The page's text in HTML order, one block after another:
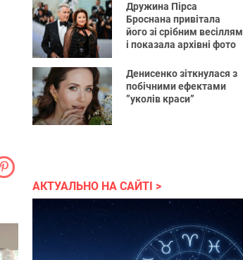
Дружина Пірса
Броснана привітала
його зі срібним весіллям
і показала архівні фото
Денисенко зіткнулася з
побічними ефектами
”уколів краси”
АКТУАЛЬНО НА САЙТІ